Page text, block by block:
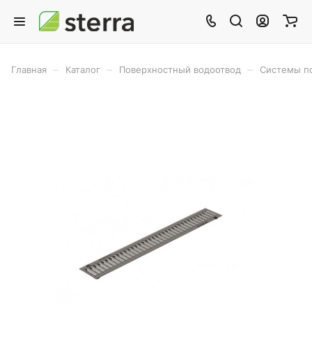
Главная Каталог Поверхностный водоотвод Системы